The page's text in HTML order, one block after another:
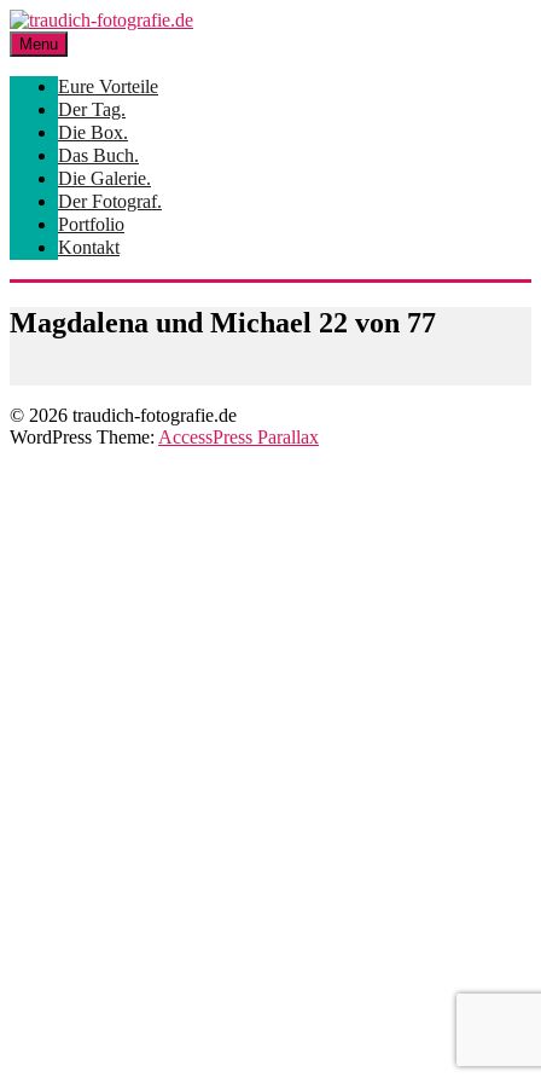
Skip
to
content
Menu
Eure Vorteile
Der Tag.
Die Box.
Das Buch.
Die Galerie.
Der Fotograf.
Portfolio
Kontakt
Magdalena und Michael 22 von 77
© 2026 traudich-fotografie.de
WordPress Theme: AccessPress Parallax